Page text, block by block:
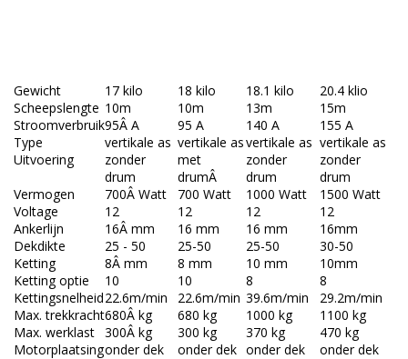
Gewicht 17 kilo 18 kilo 18.1 kilo
20.4 klio
Scheepslengte 10m 10m 13m
15m
Stroomverbruik95Â A 95 A 140 A
155 A
Type
vertikale as vertikale asvertikale as vertikale as
Uitvoering
zonder
drum
met
drumÂ
zonder
drum
zonder
drum
Vermogen
700Â Watt 700 Watt 1000 Watt
1500 Watt
Voltage
12 12 12
12
Ankerlijn
16Â mm 16 mm 16 mm
16mm
Dekdikte
25 - 50 25-50 25-50
30-50
Ketting
8Â mm 8 mm 10 mm
10mm
Ketting optie
10 10 8
8
Kettingsnelheid22.6m/min 22.6m/min 39.6m/min
29.2m/min
Max. trekkracht680Â kg 680 kg 1000 kg
1100 kg
Max. werklast 300Â kg 300 kg 370 kg
470 kg
Motorplaatsingonder dek onder dek onder dek onder dek